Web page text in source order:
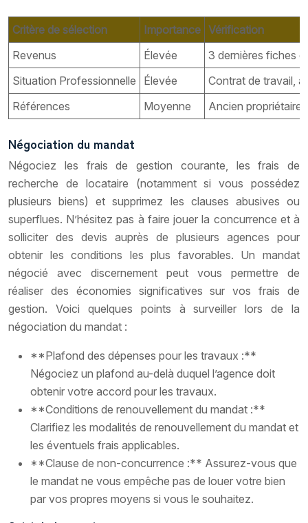
Critère de sélection Importance Vérification
Revenus
Élevée
3 dernières fiches
Situation Professionnelle
Élevée
Contrat de travail,
Références
Moyenne Ancien propriétaire
Négociation du mandat
Négociez les frais de gestion courante, les frais de
recherche de locataire (notamment si vous possédez
plusieurs biens) et supprimez les clauses abusives ou
superflues. N’hésitez pas à faire jouer la concurrence et à
solliciter des devis auprès de plusieurs agences pour
obtenir les conditions les plus favorables. Un mandat
négocié avec discernement peut vous permettre de
réaliser des économies significatives sur vos frais de
gestion. Voici quelques points à surveiller lors de la
négociation du mandat :
**Plafond des dépenses pour les travaux :**
Négociez un plafond au-delà duquel l’agence doit
obtenir votre accord pour les travaux.
**Conditions de renouvellement du mandat :**
Clarifiez les modalités de renouvellement du mandat et
les éventuels frais applicables.
**Clause de non-concurrence :** Assurez-vous que
le mandat ne vous empêche pas de louer votre bien
par vos propres moyens si vous le souhaitez.